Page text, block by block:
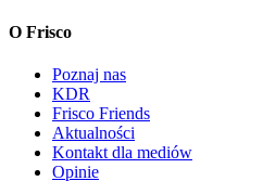
O Frisco
Poznaj nas
KDR
Frisco Friends
Aktualności
Kontakt dla mediów
Opinie